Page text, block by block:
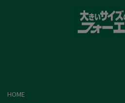
HOME